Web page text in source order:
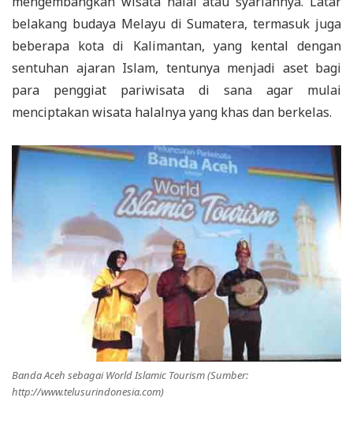
belakang budaya Melayu di Sumatera, termasuk juga
beberapa kota di Kalimantan, yang kental dengan
sentuhan ajaran Islam, tentunya menjadi aset bagi
para penggiat pariwisata di sana agar mulai
menciptakan wisata halalnya yang khas dan berkelas.
Banda Aceh sebagai World Islamic Tourism (Sumber:
http://www.telusurindonesia.com)